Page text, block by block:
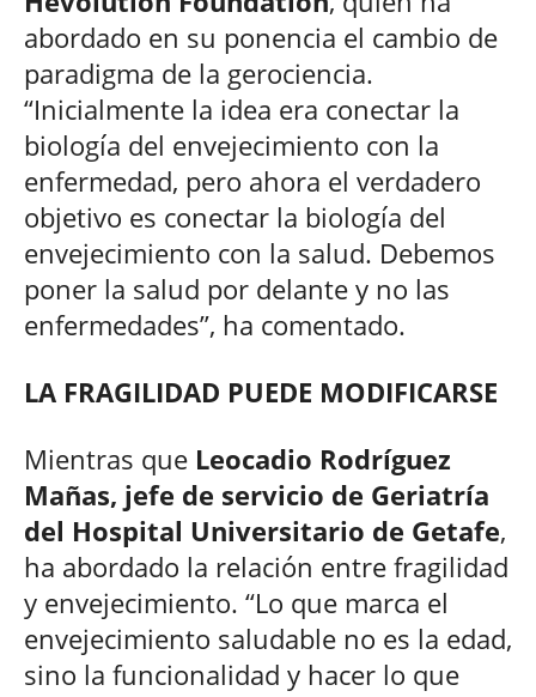
abordado en su ponencia el cambio de
paradigma de la gerociencia.
“Inicialmente la idea era conectar la
biología del envejecimiento con la
enfermedad, pero ahora el verdadero
objetivo es conectar la biología del
envejecimiento con la salud. Debemos
poner la salud por delante y no las
enfermedades”, ha comentado.
LA FRAGILIDAD PUEDE MODIFICARSE
Mientras que Leocadio Rodríguez
Mañas, jefe de servicio de Geriatría
del Hospital Universitario de Getafe,
ha abordado la relación entre fragilidad
y envejecimiento. “Lo que marca el
envejecimiento saludable no es la edad,
sino la funcionalidad y hacer lo que